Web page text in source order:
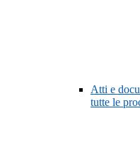
Atti e
tutte le